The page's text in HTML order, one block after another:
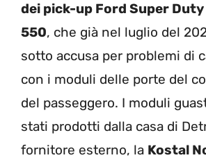
dei pick-up Ford Super
550, che già nel luglio del
sotto accusa per problemi di
con i moduli delle porte del
del passeggero. I moduli
stati prodotti dalla casa di
fornitore esterno, la Kostal